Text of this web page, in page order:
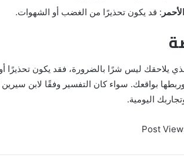
: قد يكون تحذيرًا من الغضب أو الشهوات.
يلاحقك ليس شرًا بالضرورة، فقد يكون تحذيرًا
بواقعك. سواء كان التفسير وفقًا لابن سيرين
اليومية.
Post